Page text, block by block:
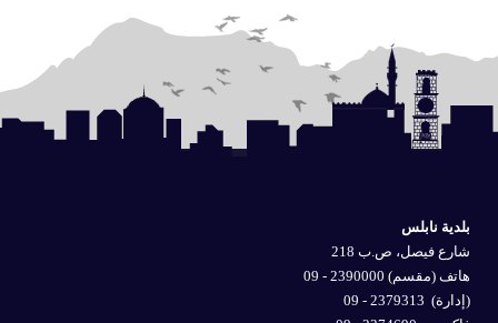
بلدية نابلس
شارع فيصل، ص.ب 218
هاتف (مقسم) 2390000 - 09
(إدارة)